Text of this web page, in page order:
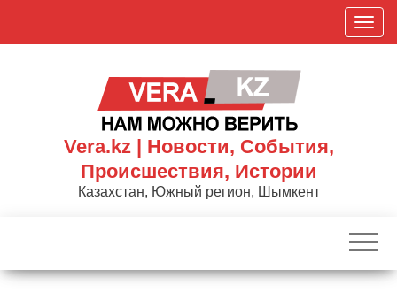
П
о
к
р
Vera.kz | Новости, События,
Происшествия, Истории
Казахстан, Южный регион, Шымкент